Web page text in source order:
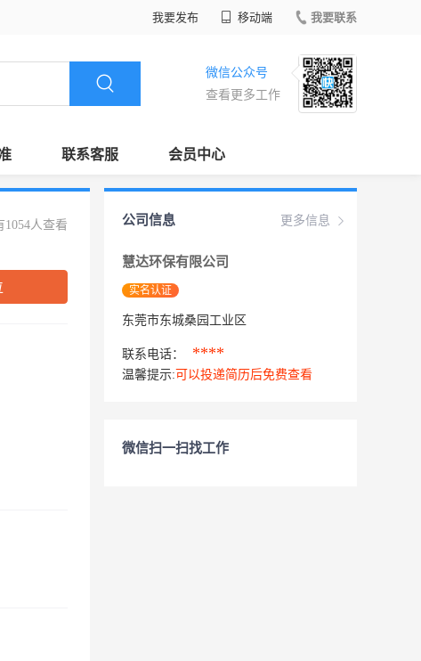
我要发布 移动端 我要联系
微信公众号
查看更多工作
联系客服 会员中心
1054人查看 更多信息
公司信息
慧达环保有限公司
实名认证
东莞市东城桑园工业区
联系电话： ****
温馨提示: 可以投递简历后免费查看
微信扫一扫找工作